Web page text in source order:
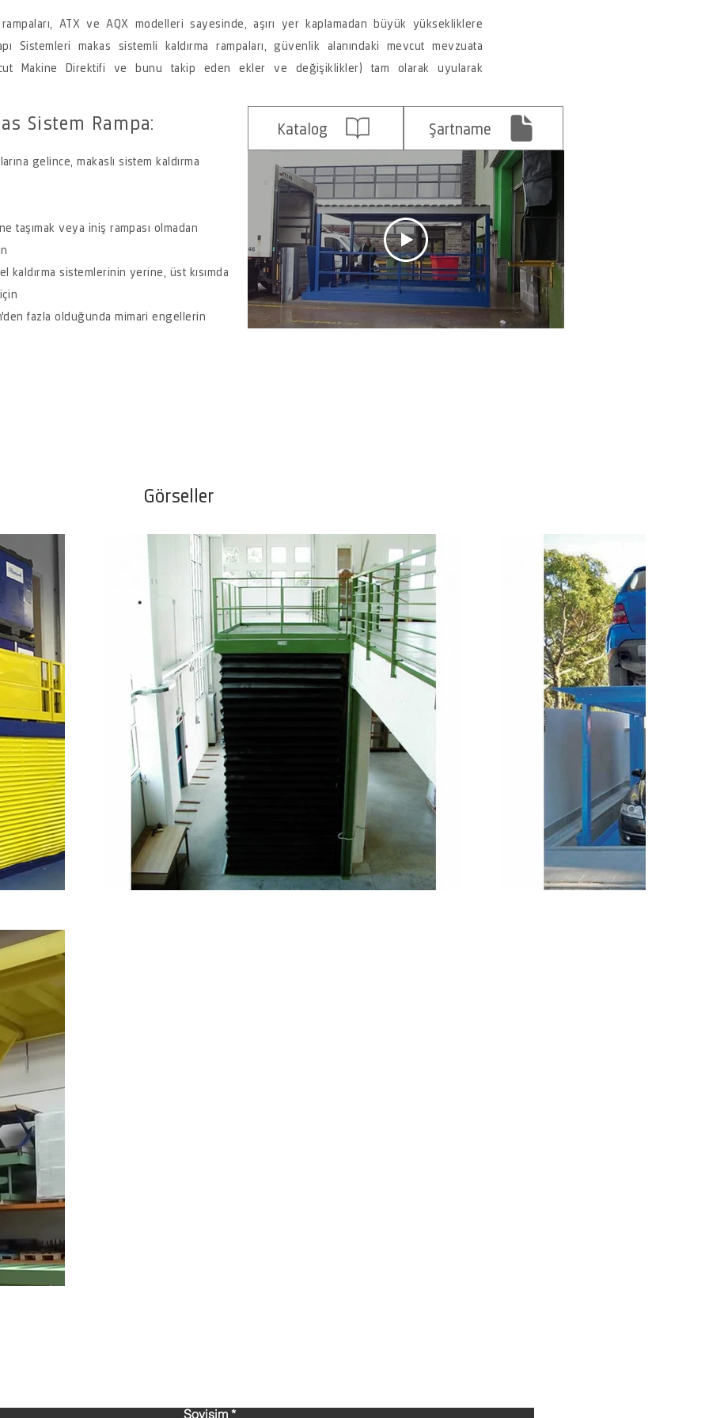
rampaları, ATX ve AQX modelleri sayesinde, aşırı yer kaplamadan büyük yüksekliklere
Sistemleri makas sistemli kaldırma rampaları, güvenlik alanındaki mevcut mevzuata
Makine Direktifi ve bunu takip eden ekler ve değişiklikler) tam olarak uyularak
Sistem Rampa:
gelince, makaslı sistem kaldırma
taşımak veya iniş rampası olmadan
kaldırma sistemlerinin yerine, üst kısımda
fazla olduğunda mimari engellerin
Şartname
Katalog
Görseller
Soyisim